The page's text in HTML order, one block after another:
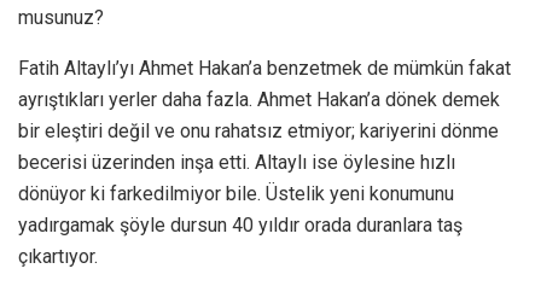
musunuz?
Fatih Altaylı’yı Ahmet Hakan’a benzetmek de mümkün fakat
ayrıştıkları yerler daha fazla. Ahmet Hakan’a dönek demek
bir eleştiri değil ve onu rahatsız etmiyor; kariyerini dönme
becerisi üzerinden inşa etti. Altaylı ise öylesine hızlı
dönüyor ki farkedilmiyor bile. Üstelik yeni konumunu
yadırgamak şöyle dursun 40 yıldır orada duranlara taş
çıkartıyor.